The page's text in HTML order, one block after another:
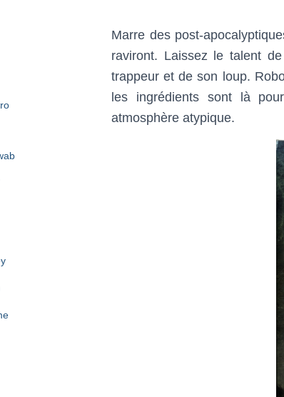
Marre des post-
raviront. Laissez le talent
trappeur et de son loup.
les ingrédients sont là
atmosphère atypique.